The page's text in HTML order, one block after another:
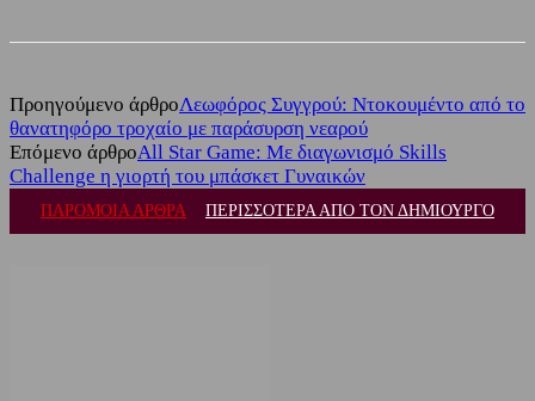
Προηγούμενο άρθροΛεωφόρος Συγγρού: Ντοκουμέντο από το
θανατηφόρο τροχαίο με παράσυρση νεαρού
Επόμενο άρθροAll Star Game: Με διαγωνισμό Skills
Challenge η γιορτή του μπάσκετ Γυναικών
ΠΑΡΟΜΟΙΑ ΑΡΘΡΑ ΠΕΡΙΣΣΟΤΕΡΑ ΑΠΟ ΤΟΝ ΔΗΜΙΟΥΡΓΟ